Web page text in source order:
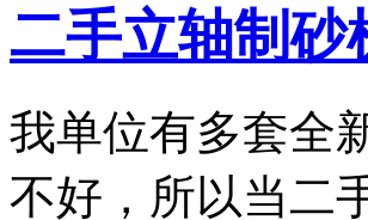
二手立轴制砂
我单位有多套全
不好，所以当二